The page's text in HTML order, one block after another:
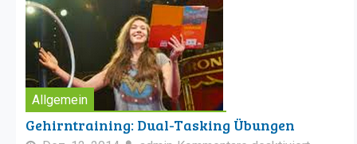
Allgemein
Gehirntraining: Dual-Tasking Übungen